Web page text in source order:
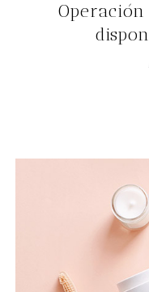
Operación